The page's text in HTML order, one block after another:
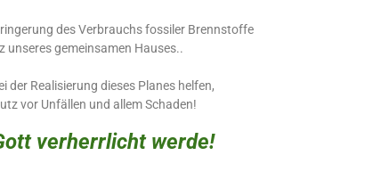
des Verbrauchs fossiler Brennstoffe
unseres gemeinsamen Hauses..
der Realisierung dieses Planes helfen,
vor Unfällen und allem Schaden!
verherrlicht werde!